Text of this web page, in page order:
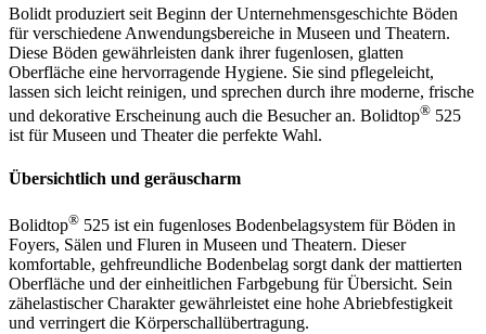
Bolidt produziert seit Beginn der Unternehmensgeschichte Böden
für verschiedene Anwendungsbereiche in Museen und Theatern.
Diese Böden gewährleisten dank ihrer fugenlosen, glatten
Oberfläche eine hervorragende Hygiene. Sie sind pflegeleicht,
lassen sich leicht reinigen, und sprechen durch ihre moderne, frische
und dekorative Erscheinung auch die Besucher an. Bolidtop® 525
ist für Museen und Theater die perfekte Wahl.
Übersichtlich und geräuscharm
Bolidtop® 525 ist ein fugenloses Bodenbelagsystem für Böden in
Foyers, Sälen und Fluren in Museen und Theatern. Dieser
komfortable, gehfreundliche Bodenbelag sorgt dank der mattierten
Oberfläche und der einheitlichen Farbgebung für Übersicht. Sein
zähelastischer Charakter gewährleistet eine hohe Abriebfestigkeit
und verringert die Körperschallübertragung.